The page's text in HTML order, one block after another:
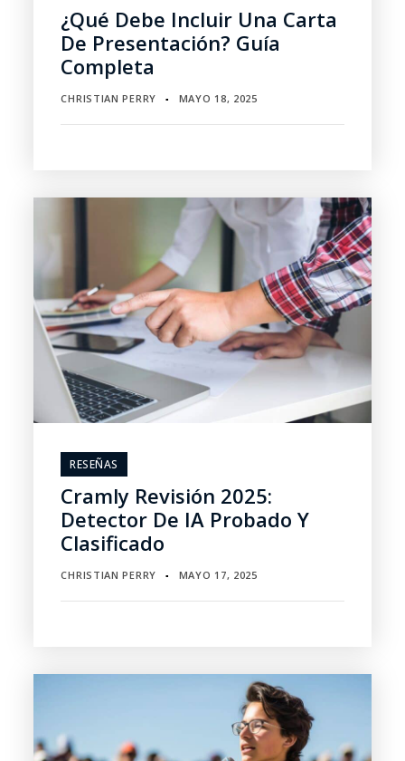
¿Qué Debe Incluir Una Carta
De Presentación? Guía
Completa
CHRISTIAN PERRY ▪ MAYO 18, 2025
RESEÑAS
Cramly Revisión 2025:
Detector De IA Probado Y
Clasificado
CHRISTIAN PERRY ▪ MAYO 17, 2025